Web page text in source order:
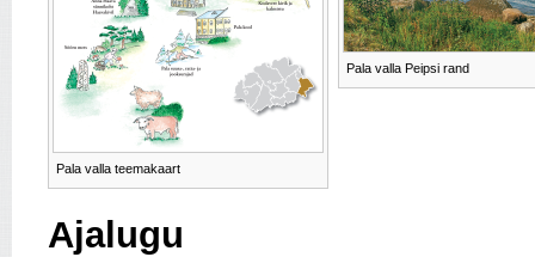
Pala valla teemakaart
Pala valla Peipsi rand
Ajalugu